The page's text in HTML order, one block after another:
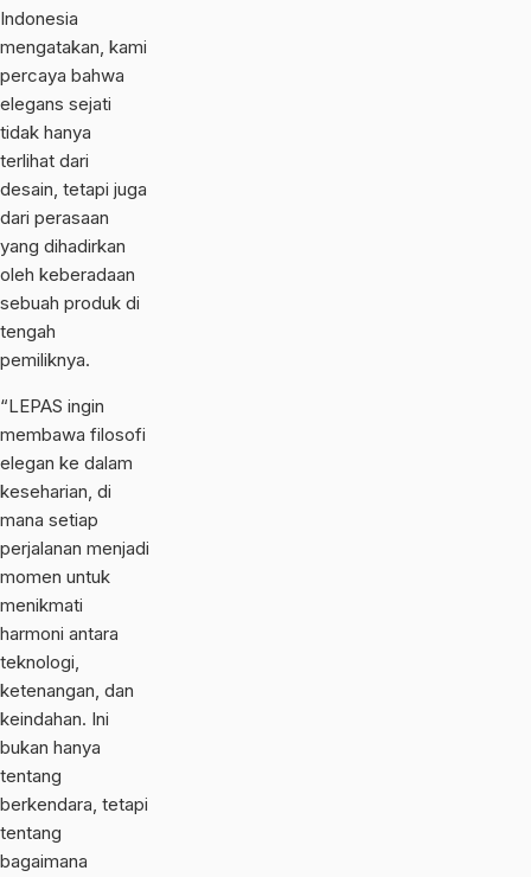
Indonesia
mengatakan, kami
percaya bahwa
elegans sejati
tidak hanya
terlihat dari
desain, tetapi juga
dari perasaan
yang dihadirkan
oleh keberadaan
sebuah produk di
tengah
pemiliknya.
“LEPAS ingin
membawa filosofi
elegan ke dalam
keseharian, di
mana setiap
perjalanan menjadi
momen untuk
menikmati
harmoni antara
teknologi,
ketenangan, dan
keindahan. Ini
bukan hanya
tentang
berkendara, tetapi
tentang
bagaimana